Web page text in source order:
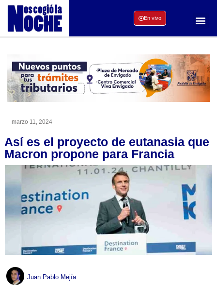
En vivo
marzo 11, 2024
Así es el proyecto de eutanasia que
Macron propone para Francia
Juan Pablo Mejía